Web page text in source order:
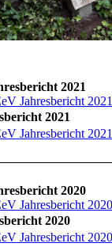
2021
Jahresbericht
2021
Jahresbericht
2020
Jahresbericht
2020
Jahresbericht